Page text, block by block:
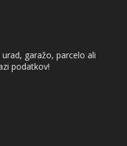
garažo, parcelo ali
podatkov!